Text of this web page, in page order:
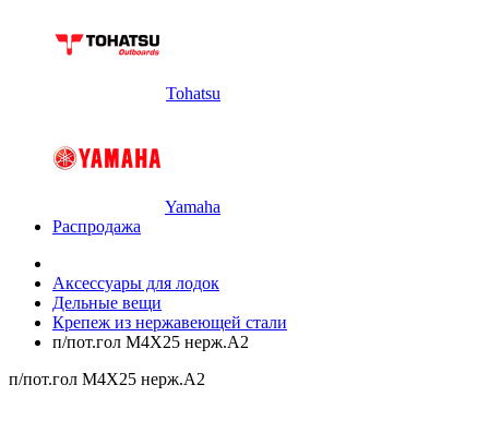
Tohatsu
Yamaha
Распродажа
Аксессуары для лодок
Дельные вещи
Крепеж из нержавеющей стали
п/пот.гол M4X25 нерж.A2
п/пот.гол M4X25 нерж.A2